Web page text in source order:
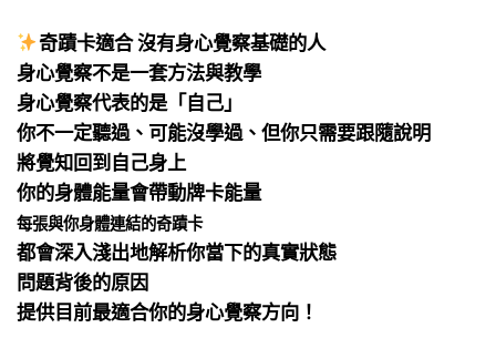
奇蹟卡適合 沒有身心覺察基礎的人
身心覺察不是一套方法與教學
身心覺察代表的是「自己」
你不一定聽過、可能沒學過、但你只需要跟隨說明
將覺知回到自己身上
你的身體能量會帶動牌卡能量
每張與你身體連結的奇蹟卡
都會深入淺出地解析你當下的真實狀態
問題背後的原因
提供目前最適合你的身心覺察方向！